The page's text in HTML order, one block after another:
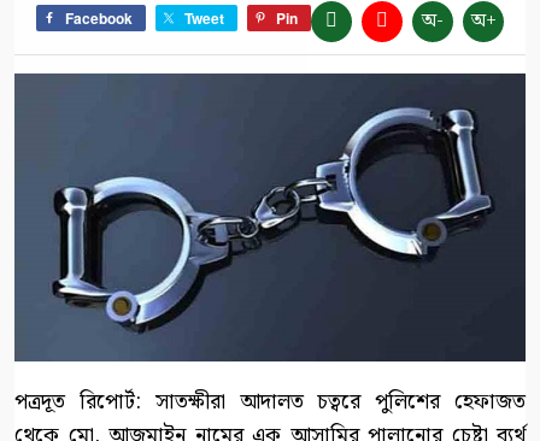
Facebook Tweet Pin অ- অ+
পত্রদূত রিপোর্ট: সাতক্ষীরা আদালত চত্বরে পুলিশের হেফাজত